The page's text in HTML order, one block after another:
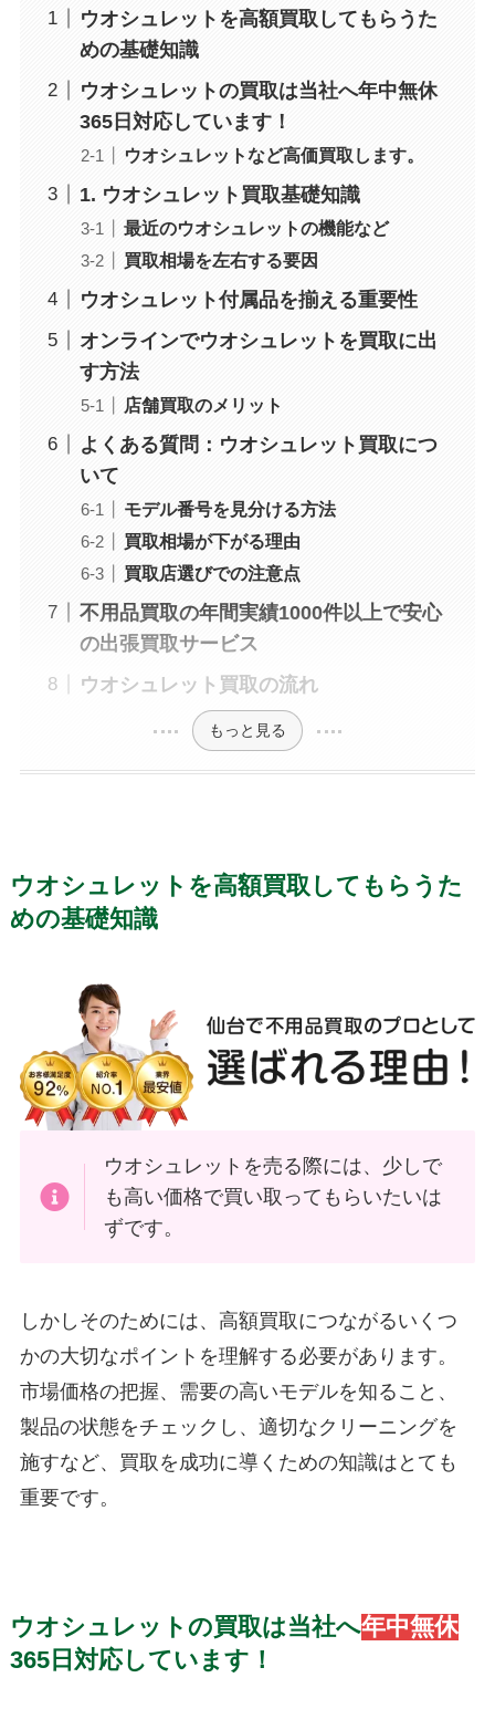
ウオシュレットを高額買取してもらうた
めの基礎知識
ウオシュレットの買取は当社へ年中無休
365日対応しています！
ウオシュレットなど高価買取します。
1. ウオシュレット買取基礎知識
最近のウオシュレットの機能など
買取相場を左右する要因
ウオシュレット付属品を揃える重要性
オンラインでウオシュレットを買取に出
す方法
店舗買取のメリット
よくある質問：ウオシュレット買取につ
いて
モデル番号を見分ける方法
買取相場が下がる理由
買取店選びでの注意点
不用品買取の年間実績1000件以上で安心
の出張買取サービス
ウオシュレット買取の流れ
もっと見る
ウオシュレットを高額買取してもらうた
めの基礎知識
ウオシュレットを売る際には、少しで
も高い価格で買い取ってもらいたいは
ずです。
しかしそのためには、高額買取につながるいくつ
かの大切なポイントを理解する必要があります。
市場価格の把握、需要の高いモデルを知ること、
製品の状態をチェックし、適切なクリーニングを
施すなど、買取を成功に導くための知識はとても
重要です。
ウオシュレットの買取は当社へ年中無休
365日対応しています！